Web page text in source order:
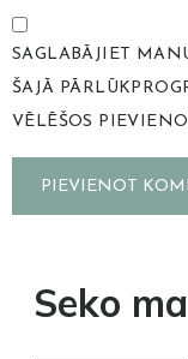
SAGLABĀJIET
ŠAJĀ
VĒLĒŠOS
Seko